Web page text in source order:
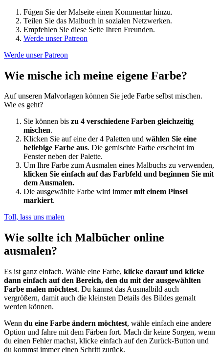
Fügen Sie der Malseite einen Kommentar hinzu.
Teilen Sie das Malbuch in sozialen Netzwerken.
Empfehlen Sie diese Seite Ihren Freunden.
Werde unser Patreon
Werde unser Patreon
Wie mische ich meine eigene Farbe?
Auf unseren Malvorlagen können Sie jede Farbe selbst mischen.
Wie es geht?
Sie können bis zu 4 verschiedene Farben gleichzeitig
mischen.
Klicken Sie auf eine der 4 Paletten und wählen Sie eine
beliebige Farbe aus. Die gemischte Farbe erscheint im
Fenster neben der Palette.
Um Ihre Farbe zum Ausmalen eines Malbuchs zu verwenden,
klicken Sie einfach auf das Farbfeld und beginnen Sie mit
dem Ausmalen.
Die ausgewählte Farbe wird immermit einem Pinsel
markiert.
Toll, lass uns malen
Wie sollte ich Malbücher online
ausmalen?
Es ist ganz einfach. Wähle eine Farbe, klicke darauf und klicke
dann einfach auf den Bereich, den du mit der ausgewählten
Farbe malen möchtest. Du kannst das Ausmalbild auch
vergrößern, damit auch die kleinsten Details des Bildes gemalt
werden können.
Wenn du eine Farbe ändern möchtest, wähle einfach eine andere
Option und fahre mit dem Färben fort. Mach dir keine Sorgen, wenn
du einen Fehler machst, klicke einfach auf den Zurück-Button und
du kommst immer einen Schritt zurück.